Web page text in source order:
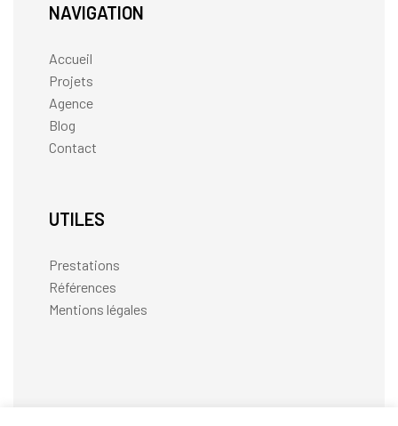
NAVIGATION
Accueil
Projets
Agence
Blog
Contact
UTILES
Prestations
Références
Mentions légales